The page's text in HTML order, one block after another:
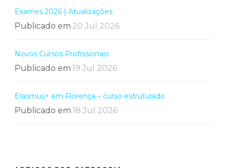
Exames 2026 | Atualizações
Publicado em 20 Jul 2026
Novos Cursos Profissionais
Publicado em 19 Jul 2026
Erasmus+ em Florença – curso estruturado
Publicado em 18 Jul 2026